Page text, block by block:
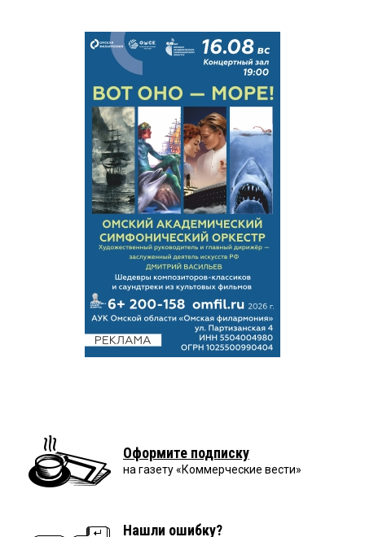
Оформите подписку
на газету «Коммерческие вести»
Нашли ошибку?